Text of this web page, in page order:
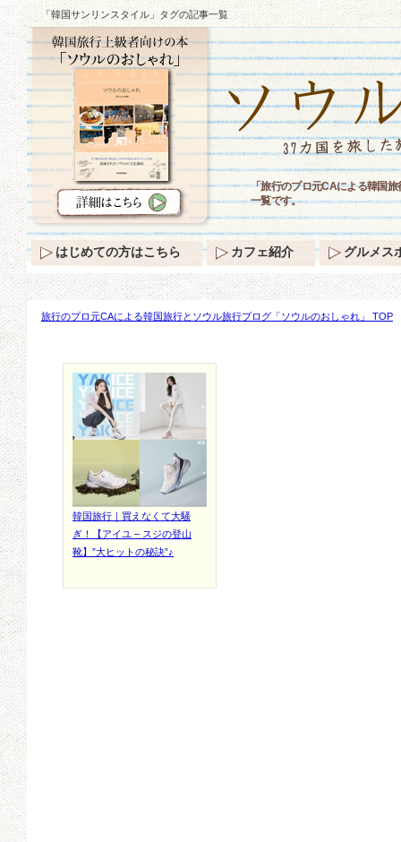
「韓国サンリンスタイル」タグの記事一覧
旅行のプロ元CAによる韓国旅行とソウル旅行ブログ「ソウルのおしゃれ」 TOP
韓国旅行｜買えなくて大騒
ぎ！【アイユ – スジの登山
靴】”大ヒットの秘訣”♪
「旅行のプロ元CAによる韓国
一覧です。
はじめての方はこちら カフェ紹介 グルメス